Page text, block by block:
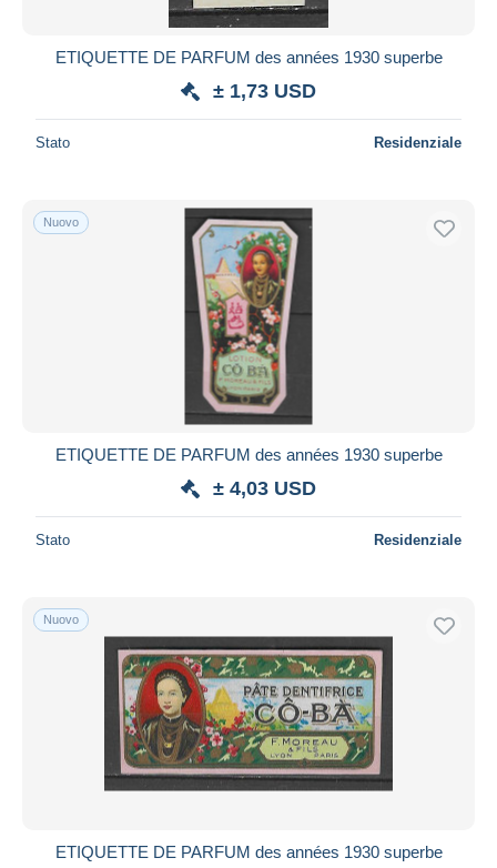
ETIQUETTE DE PARFUM des années 1930 superbe
± 1,73 USD
Stato Residenziale
Nuovo
ETIQUETTE DE PARFUM des années 1930 superbe
± 4,03 USD
Stato Residenziale
Nuovo
ETIQUETTE DE PARFUM des années 1930 superbe